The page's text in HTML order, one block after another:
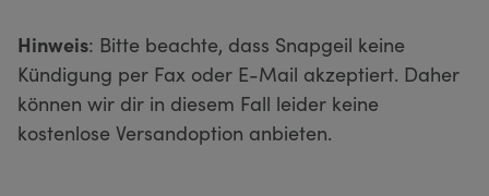
Hinweis: Bitte beachte, dass Snapgeil keine
Kündigung per Fax oder E-Mail akzeptiert. Daher
können wir dir in diesem Fall leider keine
kostenlose Versandoption anbieten.